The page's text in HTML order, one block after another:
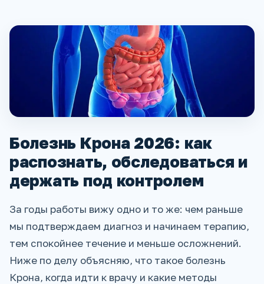
Болезнь Крона 2026: как
распознать, обследоваться и
держать под контролем
За годы работы вижу одно и то же: чем раньше
мы подтверждаем диагноз и начинаем терапию,
тем спокойнее течение и меньше осложнений.
Ниже по делу объясняю, что такое болезнь
Крона, когда идти к врачу и какие методы